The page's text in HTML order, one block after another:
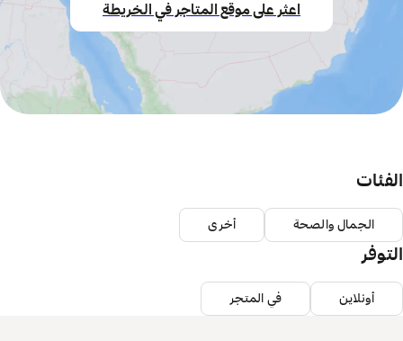
اعثر على موقع المتاجر في الخريطة
الفئات
الجمال والصحة أخرى
التوفر
أونلاين في المتجر